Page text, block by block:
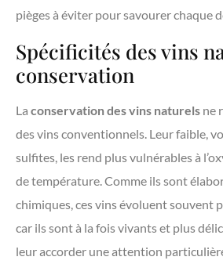
pièges à éviter pour savourer chaque
Spécificités des vins
conservation
La conservation des vins naturels ne
des vins conventionnels. Leur faible,
sulfites, les rend plus vulnérables à
de température. Comme ils sont
chimiques, ces vins évoluent souvent
car ils sont à la fois vivants et plus
leur accorder une attention